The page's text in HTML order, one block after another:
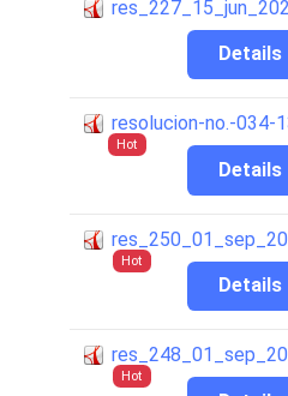
Details
resolucion-no.-034-
Hot
Details
Hot
Details
Hot